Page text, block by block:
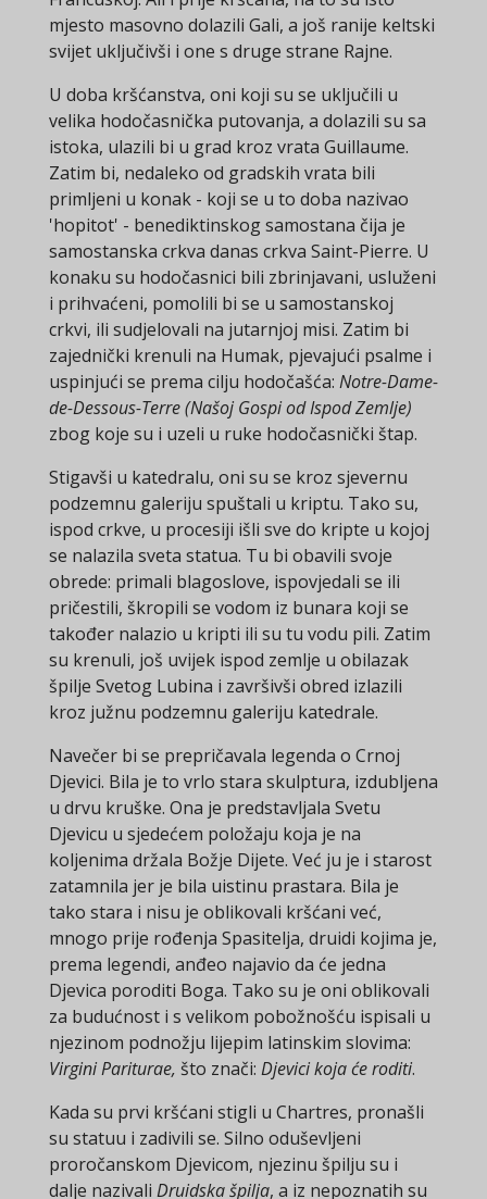
mjesto masovno dolazili Gali, a još ranije keltski
svijet uključivši i one s druge strane Rajne.
U doba kršćanstva, oni koji su se uključili u
velika hodočasnička putovanja, a dolazili su sa
istoka, ulazili bi u grad kroz vrata Guillaume.
Zatim bi, nedaleko od gradskih vrata bili
primljeni u konak - koji se u to doba nazivao
'hopitot' - benediktinskog samostana čija je
samostanska crkva danas crkva Saint-Pierre. U
konaku su hodočasnici bili zbrinjavani, usluženi
i prihvaćeni, pomolili bi se u samostanskoj
crkvi, ili sudjelovali na jutarnjoj misi. Zatim bi
zajednički krenuli na Humak, pjevajući psalme i
uspinjući se prema cilju hodočašća: Notre-Dame-
de-Dessous-Terre (Našoj Gospi od Ispod Zemlje)
zbog koje su i uzeli u ruke hodočasnički štap.
Stigavši u katedralu, oni su se kroz sjevernu
podzemnu galeriju spuštali u kriptu. Tako su,
ispod crkve, u procesiji išli sve do kripte u kojoj
se nalazila sveta statua. Tu bi obavili svoje
obrede: primali blagoslove, ispovjedali se ili
pričestili, škropili se vodom iz bunara koji se
također nalazio u kripti ili su tu vodu pili. Zatim
su krenuli, još uvijek ispod zemlje u obilazak
špilje Svetog Lubina i završivši obred izlazili
kroz južnu podzemnu galeriju katedrale.
Navečer bi se prepričavala legenda o Crnoj
Djevici. Bila je to vrlo stara skulptura, izdubljena
u drvu kruške. Ona je predstavljala Svetu
Djevicu u sjedećem položaju koja je na
koljenima držala Božje Dijete. Već ju je i starost
zatamnila jer je bila uistinu prastara. Bila je
tako stara i nisu je oblikovali kršćani već,
mnogo prije rođenja Spasitelja, druidi kojima je,
prema legendi, anđeo najavio da će jedna
Djevica poroditi Boga. Tako su je oni oblikovali
za budućnost i s velikom pobožnošću ispisali u
njezinom podnožju lijepim latinskim slovima:
Virgini Pariturae, što znači: Djevici koja će roditi.
Kada su prvi kršćani stigli u Chartres, pronašli
su statuu i zadivili se. Silno oduševljeni
proročanskom Djevicom, njezinu špilju su i
dalje nazivali Druidska špilja, a iz nepoznatih su